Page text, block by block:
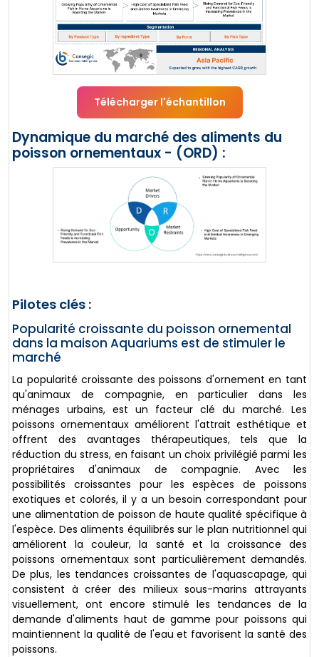
Télécharger l'échantillon
Dynamique du marché des aliments du
poisson ornementaux - (ORD) :
Pilotes clés :
Popularité croissante du poisson ornemental
dans la maison Aquariums est de stimuler le
marché
La popularité croissante des poissons d'ornement en tant
qu'animaux de compagnie, en particulier dans les
ménages urbains, est un facteur clé du marché. Les
poissons ornementaux améliorent l'attrait esthétique et
offrent des avantages thérapeutiques, tels que la
réduction du stress, en faisant un choix privilégié parmi les
propriétaires d'animaux de compagnie. Avec les
possibilités croissantes pour les espèces de poissons
exotiques et colorés, il y a un besoin correspondant pour
une alimentation de poisson de haute qualité spécifique à
l'espèce. Des aliments équilibrés sur le plan nutritionnel qui
améliorent la couleur, la santé et la croissance des
poissons ornementaux sont particulièrement demandés.
De plus, les tendances croissantes de l'aquascapage, qui
consistent à créer des milieux sous-marins attrayants
visuellement, ont encore stimulé les tendances de la
demande d'aliments haut de gamme pour poissons qui
maintiennent la qualité de l'eau et favorisent la santé des
poissons.